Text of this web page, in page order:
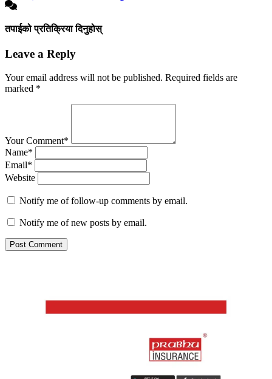
तपाईको प्रतिक्रिया दिनुहोस्
Leave a Reply
Your email address will not be published. Required fields are
marked *
Your Comment*
Name*
Email*
Website
Notify me of follow-up comments by email.
Notify me of new posts by email.